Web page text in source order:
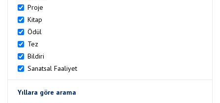
Proje
Kitap
Ödül
Tez
Bildiri
Sanatsal Faaliyet
Yıllara göre arama